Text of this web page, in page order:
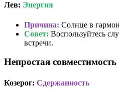
Лев: Энергия
Причина: Солнце в
Совет: Воспользуйтесь
встречи.
Непростая совместимость
Козерог: Сдержанность